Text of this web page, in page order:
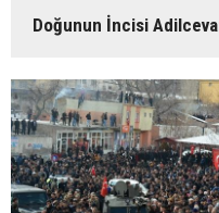
Doğunun İncisi